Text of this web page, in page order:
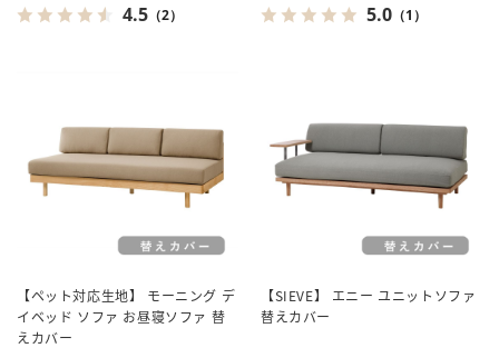
4.5 （2） 5.0 （1）
【ペット対応生地】 モーニング デ
イベッド ソファ お昼寝ソファ 替
えカバー
【SIEVE】 エニー ユニットソファ
替えカバー